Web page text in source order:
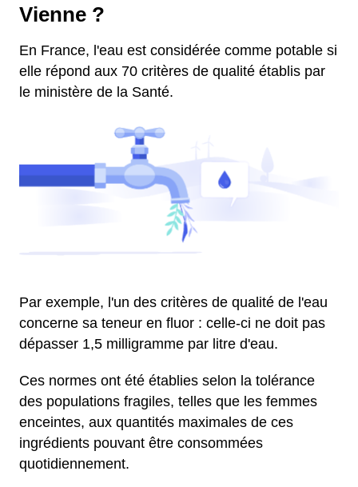
Vienne ?
En France, l'eau est considérée comme potable si
elle répond aux 70 critères de qualité établis par
le ministère de la Santé.
Par exemple, l'un des critères de qualité de l'eau
concerne sa teneur en fluor : celle-ci ne doit pas
dépasser 1,5 milligramme par litre d'eau.
Ces normes ont été établies selon la tolérance
des populations fragiles, telles que les femmes
enceintes, aux quantités maximales de ces
ingrédients pouvant être consommées
quotidiennement.